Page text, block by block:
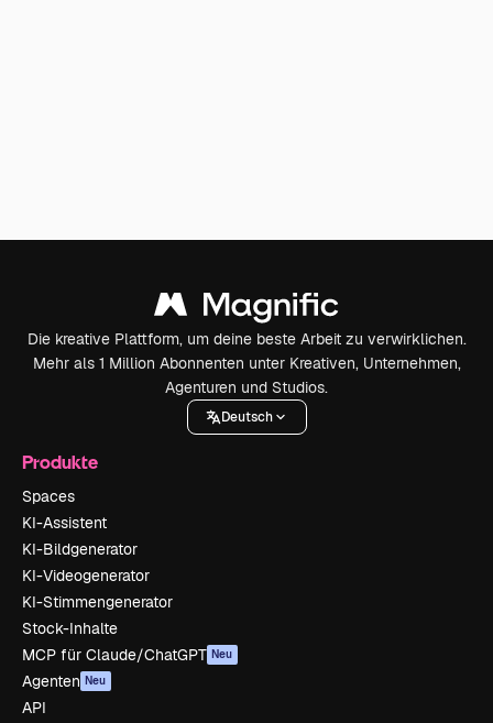
Die kreative Plattform, um deine beste Arbeit zu verwirklichen.
Mehr als 1 Million Abonnenten unter Kreativen, Unternehmen,
Agenturen und Studios.
Deutsch
Produkte
Spaces
KI-Assistent
KI-Bildgenerator
KI-Videogenerator
KI-Stimmengenerator
Stock-Inhalte
MCP für Claude/ChatGPT Neu
Agenten Neu
API